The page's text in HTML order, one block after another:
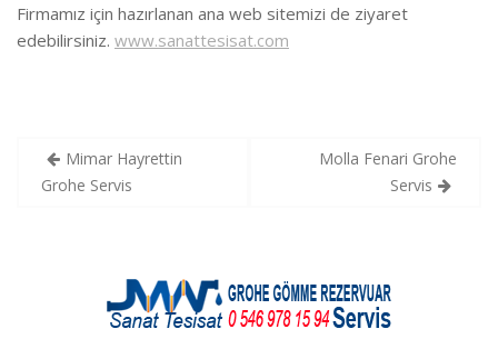
Firmamız için hazırlanan ana web sitemizi de ziyaret
edebilirsiniz. www.sanattesisat.com
Yazı
gezinmesi
Mimar Hayrettin
Grohe Servis
Molla Fenari Grohe
Servis